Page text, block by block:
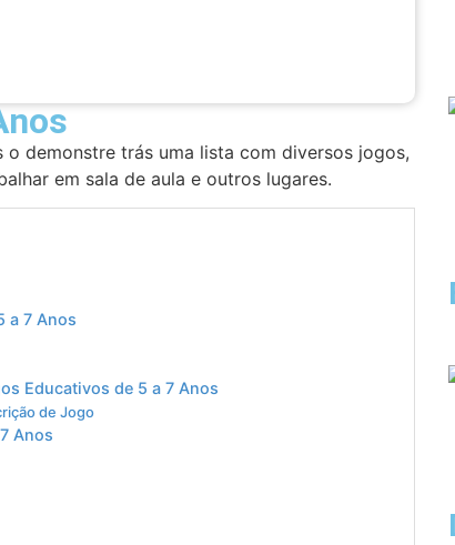
demonstre trás uma lista com diversos jogos,
em sala de aula e outros lugares.
a 7 Anos
Educativos de 5 a 7 Anos
de Jogo
Anos